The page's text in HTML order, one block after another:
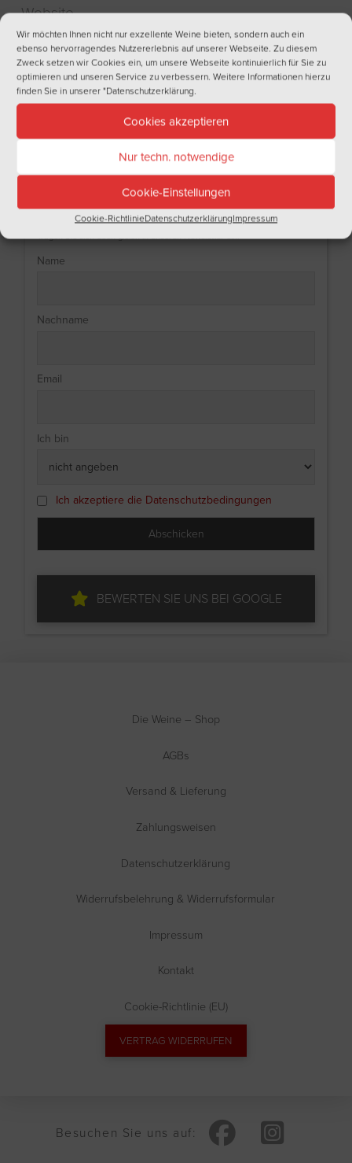
Wir möchten Ihnen nicht nur exzellente Weine bieten, sondern auch ein
ebenso hervorragendes Nutzererlebnis auf unserer Webseite. Zu diesem
Zweck setzen wir Cookies ein, um unsere Webseite kontinuierlich für Sie zu
optimieren und unseren Service zu verbessern. Weitere Informationen hierzu
finden Sie in unserer"Datenschutzerklärung.
Cookies akzeptieren
Nur techn. notwendige
Cookie-Einstellungen
Cookie-RichtlinieDatenschutzerklärungImpressum
Website
NEWSLETTER
Haben Sie Lust auf regelmäßige Informationen aus der Welt des Weins?
Tragen Sie sich doch gleich in unseren Newsletter ein!
Name
Nachname
Email
Ich bin
Ich akzeptiere die Datenschutzbedingungen
BEWERTEN SIE UNS BEI GOOGLE
Die Weine – Shop
AGBs
Versand & Lieferung
Zahlungsweisen
Datenschutzerklärung
Widerrufsbelehrung & Widerrufsformular
Impressum
Kontakt
Cookie-Richtlinie (EU)
VERTRAG WIDERRUFEN
Besuchen Sie uns auf: